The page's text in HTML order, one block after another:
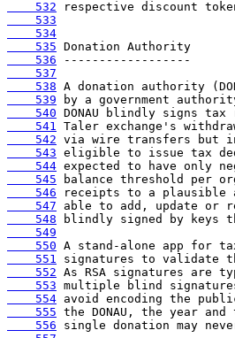
    532
    533
    534
    535
    536
    537
    538
    539
    540
    541
    542
    543
    544
    545
    546
    547
    548
    549
    550
    551
    552
    553
    554
    555
    556